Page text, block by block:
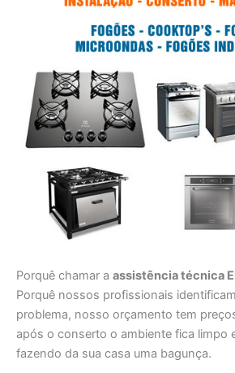
Porquê chamar a assistência técnica
Porquê nossos profissionais
problema, nosso orçamento tem
após o conserto o ambiente fica limpo
fazendo da sua casa uma bagunça.